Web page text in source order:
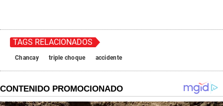
TAGS RELACIONADOS
Chancay triple choque accidente